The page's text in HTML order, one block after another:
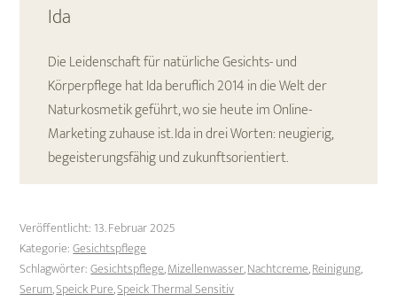
Ida
Die Leidenschaft für natürliche Gesichts- und
Körperpflege hat Ida beruflich 2014 in die Welt der
Naturkosmetik geführt, wo sie heute im Online-
Marketing zuhause ist. Ida in drei Worten: neugierig,
begeisterungsfähig und zukunftsorientiert.
Veröffentlicht: 13. Februar 2025
Kategorie:Gesichtspflege
Schlagwörter:Gesichtspflege,Mizellenwasser,Nachtcreme,Reinigung,
Serum,Speick Pure,Speick Thermal Sensitiv